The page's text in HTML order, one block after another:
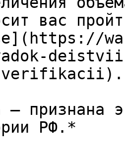
вас
verifikacii).
признана